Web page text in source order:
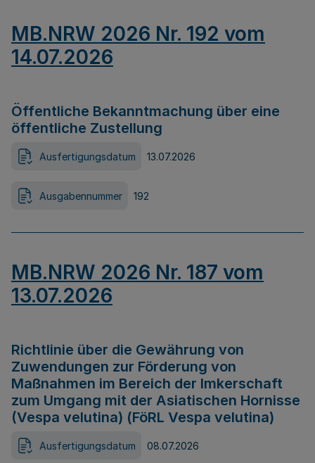
MB.NRW 2026 Nr. 192 vom
14.07.2026
Öffentliche Bekanntmachung über eine
öffentliche Zustellung
Ausfertigungsdatum 13.07.2026
Ausgabennummer 192
MB.NRW 2026 Nr. 187 vom
13.07.2026
Richtlinie über die Gewährung von
Zuwendungen zur Förderung von
Maßnahmen im Bereich der Imkerschaft
zum Umgang mit der Asiatischen Hornisse
(Vespa velutina) (FöRL Vespa velutina)
Ausfertigungsdatum 08.07.2026